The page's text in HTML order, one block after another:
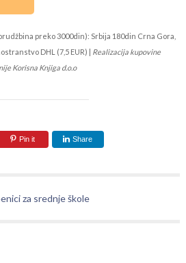
preko 3000din): Srbija 180din Crna Gora,
DHL (7,5 EUR) | Realizacija kupovine
Korisna Knjiga d.o.o
Pin it Share
za srednje škole